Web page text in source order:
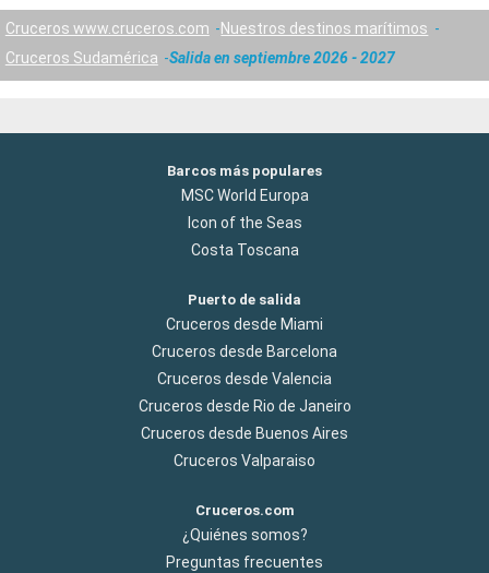
Cruceros www.cruceros.com
Nuestros destinos marítimos
Cruceros Sudamérica
Salida en septiembre 2026 - 2027
Barcos más populares
MSC World Europa
Icon of the Seas
Costa Toscana
Puerto de salida
Cruceros desde Miami
Cruceros desde Barcelona
Cruceros desde Valencia
Cruceros desde Rio de Janeiro
Cruceros desde Buenos Aires
Cruceros Valparaiso
Cruceros.com
¿Quiénes somos?
Preguntas frecuentes